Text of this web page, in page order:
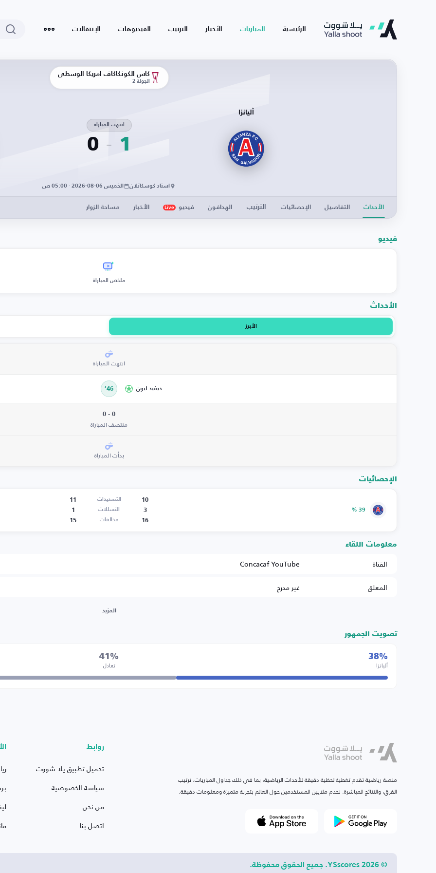
الرئيسية المباريات الأخبار الترتيب الفيديوهات الإنتقالات
كأس الكونكاكاف أمريكا الوسطى
الجولة 2
أليانزا
1
انتهت المباراة
0
استاد كوسكاتلان الخميس 06-08-2026 · 05:00 ص
الأحداث التفاصيل الإحصائيات الترتيب الهدافون فيديو Live الأخبار مساحة الزوار
فيديو
ملخص المباراة
الأحداث
الأبرز
انتهت المباراة
ديفيد ليون 46’
0 - 0
منتصف المباراة
بدأت المباراة
الإحصائيات
39 %
10 التسديدات
11
3
التسللات
1
16
مخالفات 15
معلومات اللقاء
القناة
Concacaf YouTube
المعلق
غير مدرج
المزيد
تصويت الجمهور
38%
أليانزا
41%
تعادل
منصة رياضية تقدم تغطية لحظية دقيقة للأحداث الرياضية، بما في ذلك جداول المباريات، ترتيب
الفرق، والنتائج المباشرة. نخدم ملايين المستخدمين حول العالم بتجربة متميزة ومعلومات دقيقة.
روابط
تحميل تطبيق يلا شووت
سياسة الخصوصية
من نحن
اتصل بنا
© 2026 YSscores. جميع الحقوق محفوظة.